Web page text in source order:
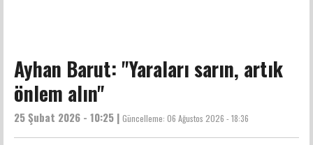
Ayhan Barut: "Yaraları sarın, artık
önlem alın"
25 Şubat 2026 - 10:25 | Güncelleme: 06 Ağustos 2026 - 18:36